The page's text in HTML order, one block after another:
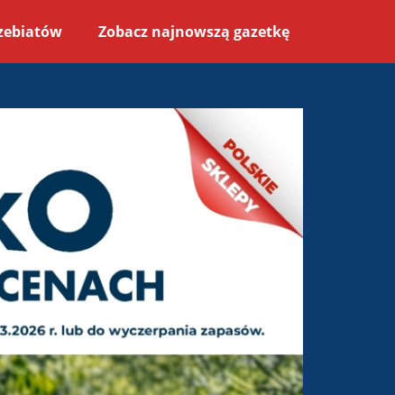
Zobacz najnowszą gazetkę
2026 do 21-03-2026 -